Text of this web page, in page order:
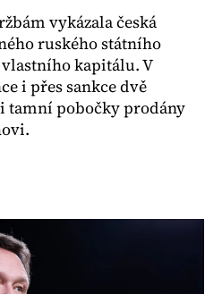
vykázala česká
ruského státního
kapitálu. V
i přes sankce dvě
pobočky prodány